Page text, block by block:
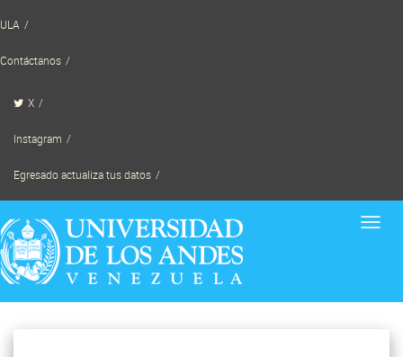
to
ULA
Contáctanos
X
Instagram
Egresado actualiza tus datos